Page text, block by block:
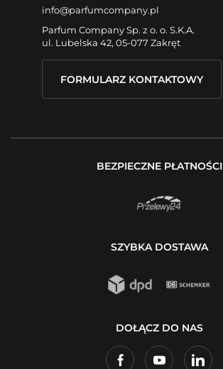
info@parfumcompany.pl
Parfum Company Sp. z o. o. S.K.A.
ul. Lubelska 42, 05-077 Zakręt
FORMULARZ KONTAKTOWY
BEZPIECZNE PŁATNOŚCI
SZYBKA DOSTAWA
DOŁĄCZ DO NAS